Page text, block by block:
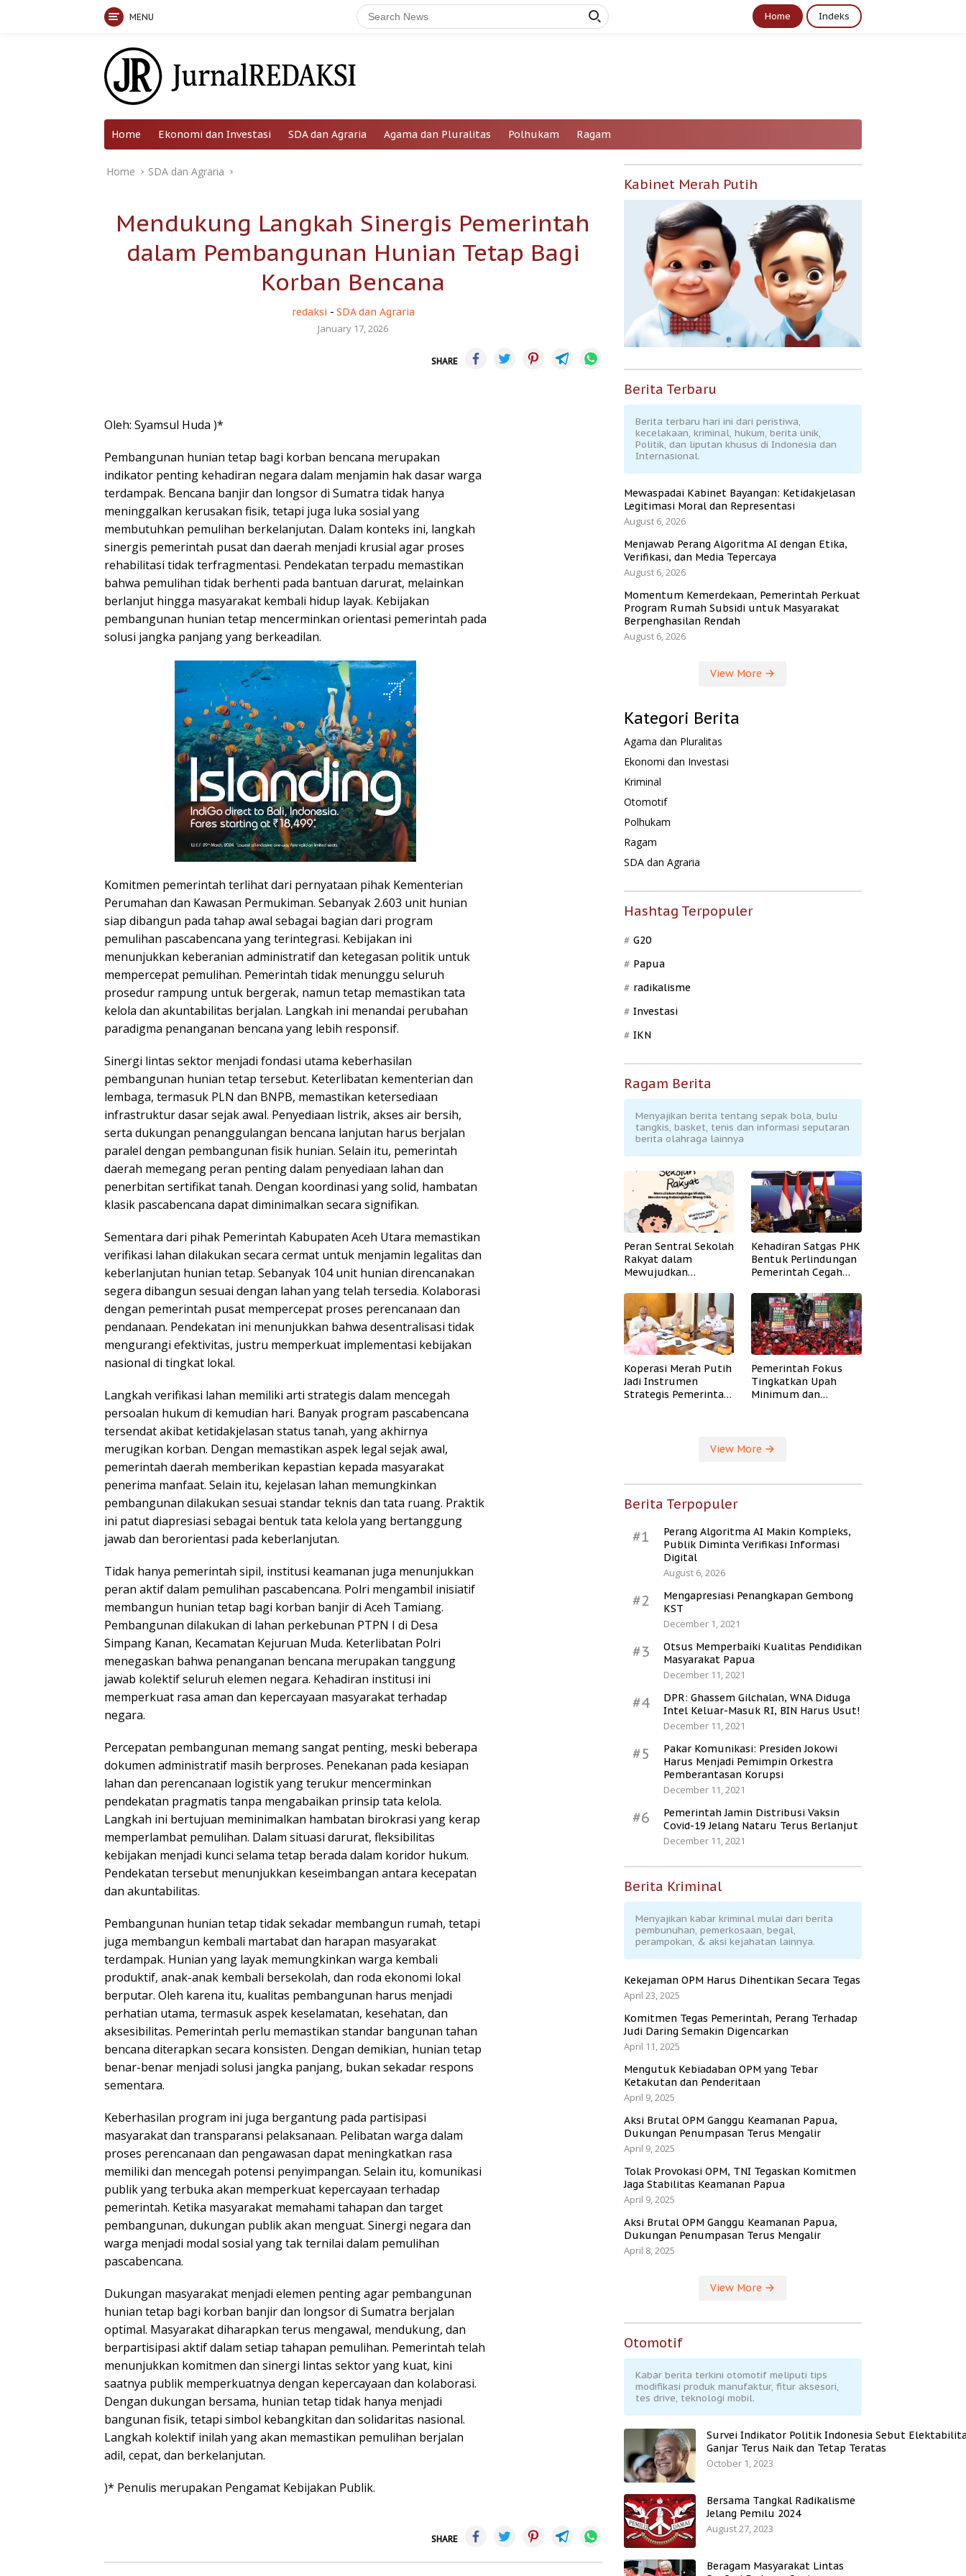
MENU Home Indeks
Home Ekonomi dan Investasi SDA dan Agraria Agama dan Pluralitas Polhukam Ragam
Home SDA dan Agraria
Mendukung Langkah Sinergis Pemerintah
dalam Pembangunan Hunian Tetap Bagi
Korban Bencana
redaksi - SDA dan Agraria
January 17, 2026
SHARE
Oleh: Syamsul Huda )*
Pembangunan hunian tetap bagi korban bencana merupakan
indikator penting kehadiran negara dalam menjamin hak dasar warga
terdampak. Bencana banjir dan longsor di Sumatra tidak hanya
meninggalkan kerusakan fisik, tetapi juga luka sosial yang
membutuhkan pemulihan berkelanjutan. Dalam konteks ini, langkah
sinergis pemerintah pusat dan daerah menjadi krusial agar proses
rehabilitasi tidak terfragmentasi. Pendekatan terpadu memastikan
bahwa pemulihan tidak berhenti pada bantuan darurat, melainkan
berlanjut hingga masyarakat kembali hidup layak. Kebijakan
pembangunan hunian tetap mencerminkan orientasi pemerintah pada
solusi jangka panjang yang berkeadilan.
Komitmen pemerintah terlihat dari pernyataan pihak Kementerian
Perumahan dan Kawasan Permukiman. Sebanyak 2.603 unit hunian
siap dibangun pada tahap awal sebagai bagian dari program
pemulihan pascabencana yang terintegrasi. Kebijakan ini
menunjukkan keberanian administratif dan ketegasan politik untuk
mempercepat pemulihan. Pemerintah tidak menunggu seluruh
prosedur rampung untuk bergerak, namun tetap memastikan tata
kelola dan akuntabilitas berjalan. Langkah ini menandai perubahan
paradigma penanganan bencana yang lebih responsif.
Sinergi lintas sektor menjadi fondasi utama keberhasilan
pembangunan hunian tetap tersebut. Keterlibatan kementerian dan
lembaga, termasuk PLN dan BNPB, memastikan ketersediaan
infrastruktur dasar sejak awal. Penyediaan listrik, akses air bersih,
serta dukungan penanggulangan bencana lanjutan harus berjalan
paralel dengan pembangunan fisik hunian. Selain itu, pemerintah
daerah memegang peran penting dalam penyediaan lahan dan
penerbitan sertifikat tanah. Dengan koordinasi yang solid, hambatan
klasik pascabencana dapat diminimalkan secara signifikan.
Sementara dari pihak Pemerintah Kabupaten Aceh Utara memastikan
verifikasi lahan dilakukan secara cermat untuk menjamin legalitas dan
keberlanjutan hunian tetap. Sebanyak 104 unit hunian direncanakan
segera dibangun sesuai dengan lahan yang telah tersedia. Kolaborasi
dengan pemerintah pusat mempercepat proses perencanaan dan
pendanaan. Pendekatan ini menunjukkan bahwa desentralisasi tidak
mengurangi efektivitas, justru memperkuat implementasi kebijakan
nasional di tingkat lokal.
Langkah verifikasi lahan memiliki arti strategis dalam mencegah
persoalan hukum di kemudian hari. Banyak program pascabencana
tersendat akibat ketidakjelasan status tanah, yang akhirnya
merugikan korban. Dengan memastikan aspek legal sejak awal,
pemerintah daerah memberikan kepastian kepada masyarakat
penerima manfaat. Selain itu, kejelasan lahan memungkinkan
pembangunan dilakukan sesuai standar teknis dan tata ruang. Praktik
ini patut diapresiasi sebagai bentuk tata kelola yang bertanggung
jawab dan berorientasi pada keberlanjutan.
Tidak hanya pemerintah sipil, institusi keamanan juga menunjukkan
peran aktif dalam pemulihan pascabencana. Polri mengambil inisiatif
membangun hunian tetap bagi korban banjir di Aceh Tamiang.
Pembangunan dilakukan di lahan perkebunan PTPN I di Desa
Simpang Kanan, Kecamatan Kejuruan Muda. Keterlibatan Polri
menegaskan bahwa penanganan bencana merupakan tanggung
jawab kolektif seluruh elemen negara. Kehadiran institusi ini
memperkuat rasa aman dan kepercayaan masyarakat terhadap
negara.
Percepatan pembangunan memang sangat penting, meski beberapa
dokumen administratif masih berproses. Penekanan pada kesiapan
lahan dan perencanaan logistik yang terukur mencerminkan
pendekatan pragmatis tanpa mengabaikan prinsip tata kelola.
Langkah ini bertujuan meminimalkan hambatan birokrasi yang kerap
memperlambat pemulihan. Dalam situasi darurat, fleksibilitas
kebijakan menjadi kunci selama tetap berada dalam koridor hukum.
Pendekatan tersebut menunjukkan keseimbangan antara kecepatan
dan akuntabilitas.
Pembangunan hunian tetap tidak sekadar membangun rumah, tetapi
juga membangun kembali martabat dan harapan masyarakat
terdampak. Hunian yang layak memungkinkan warga kembali
produktif, anak-anak kembali bersekolah, dan roda ekonomi lokal
berputar. Oleh karena itu, kualitas pembangunan harus menjadi
perhatian utama, termasuk aspek keselamatan, kesehatan, dan
aksesibilitas. Pemerintah perlu memastikan standar bangunan tahan
bencana diterapkan secara konsisten. Dengan demikian, hunian tetap
benar-benar menjadi solusi jangka panjang, bukan sekadar respons
sementara.
Keberhasilan program ini juga bergantung pada partisipasi
masyarakat dan transparansi pelaksanaan. Pelibatan warga dalam
proses perencanaan dan pengawasan dapat meningkatkan rasa
memiliki dan mencegah potensi penyimpangan. Selain itu, komunikasi
publik yang terbuka akan memperkuat kepercayaan terhadap
pemerintah. Ketika masyarakat memahami tahapan dan target
pembangunan, dukungan publik akan menguat. Sinergi negara dan
warga menjadi modal sosial yang tak ternilai dalam pemulihan
pascabencana.
Dukungan masyarakat menjadi elemen penting agar pembangunan
hunian tetap bagi korban banjir dan longsor di Sumatra berjalan
optimal. Masyarakat diharapkan terus mengawal, mendukung, dan
berpartisipasi aktif dalam setiap tahapan pemulihan. Pemerintah telah
menunjukkan komitmen dan sinergi lintas sektor yang kuat, kini
saatnya publik memperkuatnya dengan kepercayaan dan kolaborasi.
Dengan dukungan bersama, hunian tetap tidak hanya menjadi
bangunan fisik, tetapi simbol kebangkitan dan solidaritas nasional.
Langkah kolektif inilah yang akan memastikan pemulihan berjalan
adil, cepat, dan berkelanjutan.
)* Penulis merupakan Pengamat Kebijakan Publik.
SHARE
Kabinet Merah Putih
Berita Terbaru
Berita terbaru hari ini dari peristiwa,
kecelakaan, kriminal, hukum, berita unik,
Politik, dan liputan khusus di Indonesia dan
Internasional.
Mewaspadai Kabinet Bayangan: Ketidakjelasan
Legitimasi Moral dan Representasi
August 6, 2026
Menjawab Perang Algoritma AI dengan Etika,
Verifikasi, dan Media Tepercaya
August 6, 2026
Momentum Kemerdekaan, Pemerintah Perkuat
Program Rumah Subsidi untuk Masyarakat
Berpenghasilan Rendah
August 6, 2026
View More
Kategori Berita
Agama dan Pluralitas
Ekonomi dan Investasi
Kriminal
Otomotif
Polhukam
Ragam
SDA dan Agraria
Hashtag Terpopuler
G20
Papua
radikalisme
Investasi
IKN
Ragam Berita
Menyajikan berita tentang sepak bola, bulu
tangkis, basket, tenis dan informasi seputaran
berita olahraga lainnya
Peran Sentral Sekolah
Rakyat dalam
Mewujudkan
Kehadiran Satgas PHK
Bentuk Perlindungan
Pemerintah Cegah
Koperasi Merah Putih
Jadi Instrumen
Strategis Pemerintah
Pemerintah Fokus
Tingkatkan Upah
Minimum dan
View More
Berita Terpopuler
#1
Perang Algoritma AI Makin Kompleks,
Publik Diminta Verifikasi Informasi
Digital
August 6, 2026
#2
Mengapresiasi Penangkapan Gembong
KST
December 1, 2021
#3
Otsus Memperbaiki Kualitas Pendidikan
Masyarakat Papua
December 11, 2021
#4
DPR: Ghassem Gilchalan, WNA Diduga
Intel Keluar-Masuk RI, BIN Harus Usut!
December 11, 2021
#5
Pakar Komunikasi: Presiden Jokowi
Harus Menjadi Pemimpin Orkestra
Pemberantasan Korupsi
December 11, 2021
#6
Pemerintah Jamin Distribusi Vaksin
Covid-19 Jelang Nataru Terus Berlanjut
December 11, 2021
Berita Kriminal
Menyajikan kabar kriminal mulai dari berita
pembunuhan, pemerkosaan, begal,
perampokan, & aksi kejahatan lainnya.
Kekejaman OPM Harus Dihentikan Secara Tegas
April 23, 2025
Komitmen Tegas Pemerintah, Perang Terhadap
Judi Daring Semakin Digencarkan
April 11, 2025
Mengutuk Kebiadaban OPM yang Tebar
Ketakutan dan Penderitaan
April 9, 2025
Aksi Brutal OPM Ganggu Keamanan Papua,
Dukungan Penumpasan Terus Mengalir
April 9, 2025
Tolak Provokasi OPM, TNI Tegaskan Komitmen
Jaga Stabilitas Keamanan Papua
April 9, 2025
Aksi Brutal OPM Ganggu Keamanan Papua,
Dukungan Penumpasan Terus Mengalir
April 8, 2025
View More
Otomotif
Kabar berita terkini otomotif meliputi tips
modifikasi produk manufaktur, fitur aksesori,
tes drive, teknologi mobil.
Survei Indikator Politik Indonesia Sebut
Ganjar Terus Naik dan Tetap Teratas
October 1, 2023
Bersama Tangkal Radikalisme
Jelang Pemilu 2024
August 27, 2023
Beragam Masyarakat Lintas